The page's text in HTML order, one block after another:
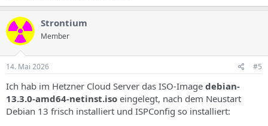
Strontium
Member
14. Mai 2026 #5
Ich hab im Hetzner Cloud Server das ISO-Image debian-
13.3.0-amd64-netinst.iso eingelegt, nach dem Neustart
Debian 13 frisch installiert und ISPConfig so installiert: